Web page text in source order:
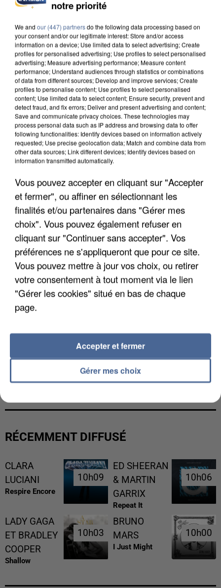
DE SOLIDARITÉ AVEC LES...
APRÈS TOUTES CES CANICULES, LES REFUGES
DE FAUNE SAUVAGE SONT...
L’UN DES FONDATEURS SUPPOSÉS DE LA DZ
MAFIA INTERPELLÉ EN ALGÉRIE
RÉCEMMENT DIFFUSÉ
CLARA
LUCIANI
Respire Encore
10h09
10h09
ED SHEERAN
& MARTIN
GARRIX
Repeat It
10h06
10h06
LADY GAGA
ET BRADLEY
COOPER
Shallow
10h03
10h03
BRUNO
MARS
I Just Might
10h00
10h00
notre priorité
We and our (447) partnersdo the following data processing based on
your consent and/or our legitimate interest: Store and/or access
information on a device; Use limited data to select advertising; Create
profiles for personalised advertising; Use profiles to select personalised
advertising; Measure advertising performance; Measure content
performance; Understand audiences through statistics or combinations
of data from different sources; Develop and improve services; Create
profiles to personalise content; Use profiles to select personalised
content; Use limited data to select content; Ensure security, prevent and
detect fraud, and fix errors; Deliver and present advertising and content;
Save and communicate privacy choices. These technologies may
process personal data such as IP address and browsing data to offer
following functionalities: Identify devices based on information actively
requested; Use precise geolocation data; Match and combine data from
other data sources; Link different devices; Identify devices based on
information transmitted automatically.
Vous pouvez accepter en cliquant sur "Accepter
et fermer", ou affiner en sélectionnant les
finalités et/ou partenaires dans "Gérer mes
choix". Vous pouvez également refuser en
cliquant sur "Continuer sans accepter". Vos
préférences ne s'appliqueront que pour ce site.
Vous pouvez mettre à jour vos choix, ou retirer
votre consentement à tout moment via le lien
"Gérer les cookies" situé en bas de chaque
page.
Gérer mes choix
Accepter et fermer